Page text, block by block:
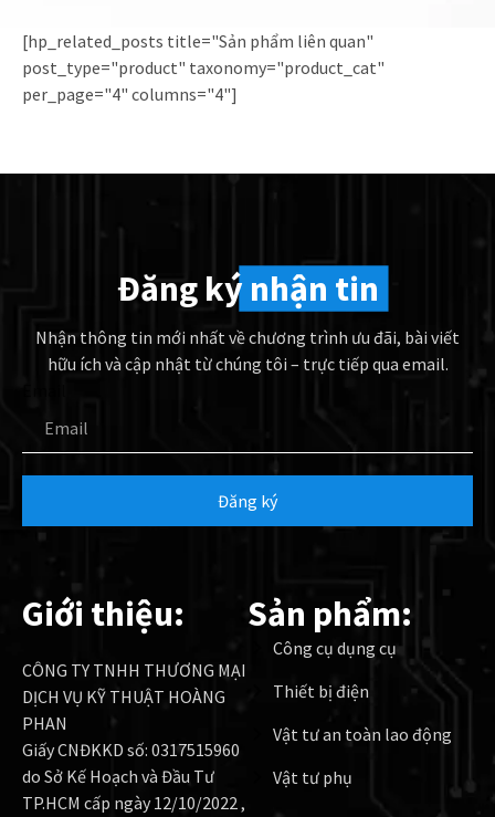
[hp_related_posts title="Sản phẩm liên quan"
post_type="product" taxonomy="product_cat"
per_page="4" columns="4"]
Đăng ký nhận tin
Nhận thông tin mới nhất về chương trình ưu đãi, bài viết
hữu ích và cập nhật từ chúng tôi – trực tiếp qua email.
Đăng ký
Giới thiệu:
CÔNG TY TNHH THƯƠNG MẠI
DỊCH VỤ KỸ THUẬT HOÀNG
PHAN
Giấy CNĐKKD số: 0317515960
do Sở Kế Hoạch và Đầu Tư
TP.HCM cấp ngày 12/10/2022 ,
Sản phẩm:
Công cụ dụng cụ
Thiết bị điện
Vật tư an toàn lao động
Vật tư phụ